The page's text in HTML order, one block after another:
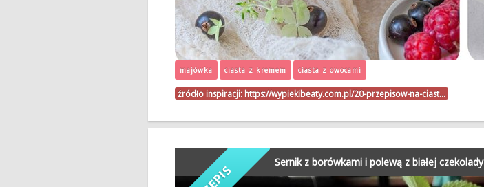
majówka ciasta z kremem ciasta z owocami
źródło inspiracji: https://wypiekibeaty.com.pl/20-przepisow-na-ciast…
Sernik z borówkami i polewą z białej czekolady